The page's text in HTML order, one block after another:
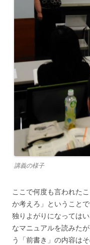
講義の様子
ここで何度も言われた
か考えろ」ということで
独りよがりになっては
なマニュアルを読みた
う「前書き」の内容は